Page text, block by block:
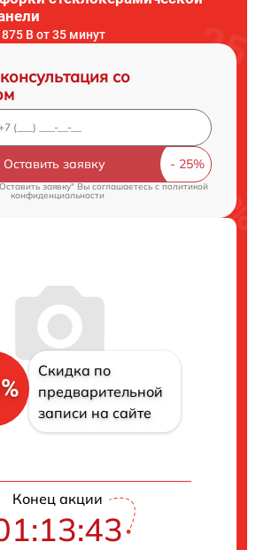
B от 35 минут
со
Оставить заявку
заявку" Вы соглашаетесь cполитикой
конфиденциальности
Скидка по
предварительной
записи на сайте
Конец акции